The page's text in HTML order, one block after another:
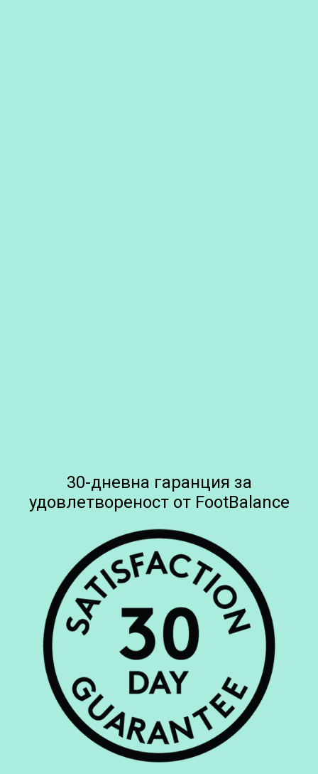
30-дневна гаранция за
удовлетвореност от FootBalance